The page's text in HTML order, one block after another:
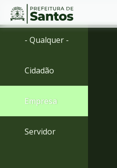
Ir
Ir
menu
Conteúdo
- Qualquer -
Cidadão
Empresa
Servidor